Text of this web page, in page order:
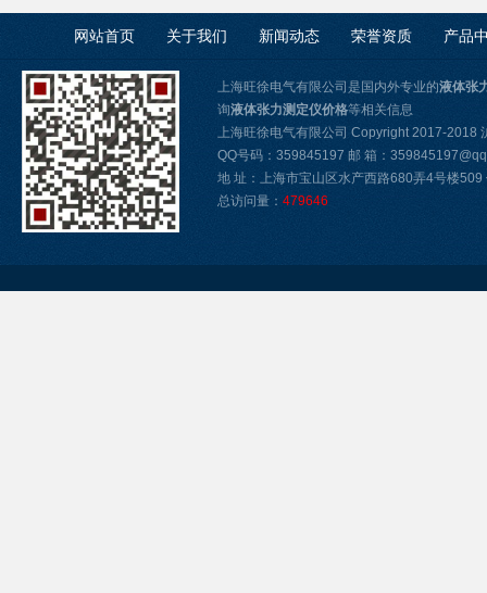
网站首页 关于我们 新闻动态 荣誉资质 产品
上海旺徐电气有限公司是国内外专业的液体张
询液体张力测定仪价格等相关信息
上海旺徐电气有限公司 Copyright 2017-2018
QQ号码：359845197 邮 箱：
地 址：上海市宝山区水产西路680弄4号楼
总访问量： 479646